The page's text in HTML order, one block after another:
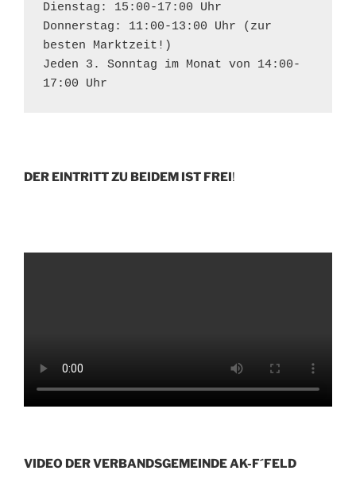
Dienstag: 15:00-17:00 Uhr
Donnerstag: 11:00-13:00 Uhr (zur
besten Marktzeit!)
Jeden 3. Sonntag im Monat von 14:00-
17:00 Uhr
DER EINTRITT ZU BEIDEM IST FREI!
VIDEO DER VERBANDSGEMEINDE AK-F´FELD